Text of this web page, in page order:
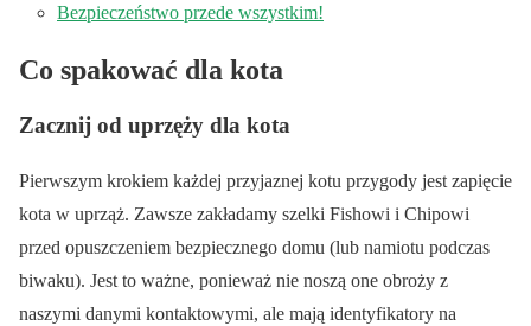
Bezpieczeństwo przede wszystkim!
Co spakować dla kota
Zacznij od uprzęży dla kota
Pierwszym krokiem każdej przyjaznej kotu przygody jest zapięcie
kota w uprząż. Zawsze zakładamy szelki Fishowi i Chipowi
przed opuszczeniem bezpiecznego domu (lub namiotu podczas
biwaku). Jest to ważne, ponieważ nie noszą one obroży z
naszymi danymi kontaktowymi, ale mają identyfikatory na